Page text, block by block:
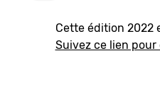
Cette édition 2022
Suivez ce lien